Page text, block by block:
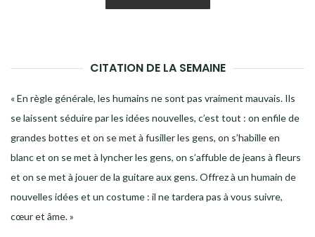
CITATION DE LA SEMAINE
« En règle générale, les humains ne sont pas vraiment mauvais. Ils
se laissent séduire par les idées nouvelles, c’est tout : on enfile de
grandes bottes et on se met à fusiller les gens, on s’habille en
blanc et on se met à lyncher les gens, on s’affuble de jeans à fleurs
et on se met à jouer de la guitare aux gens. Offrez à un humain de
nouvelles idées et un costume : il ne tardera pas à vous suivre,
cœur et âme. »